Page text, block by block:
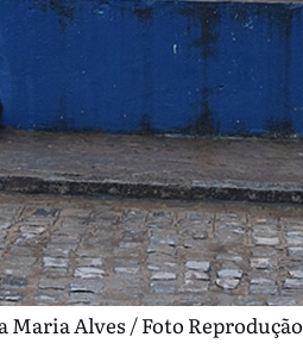
Maria Alves / Foto Reprodução